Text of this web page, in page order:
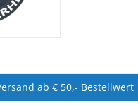
ab € 50,- Bestellwert